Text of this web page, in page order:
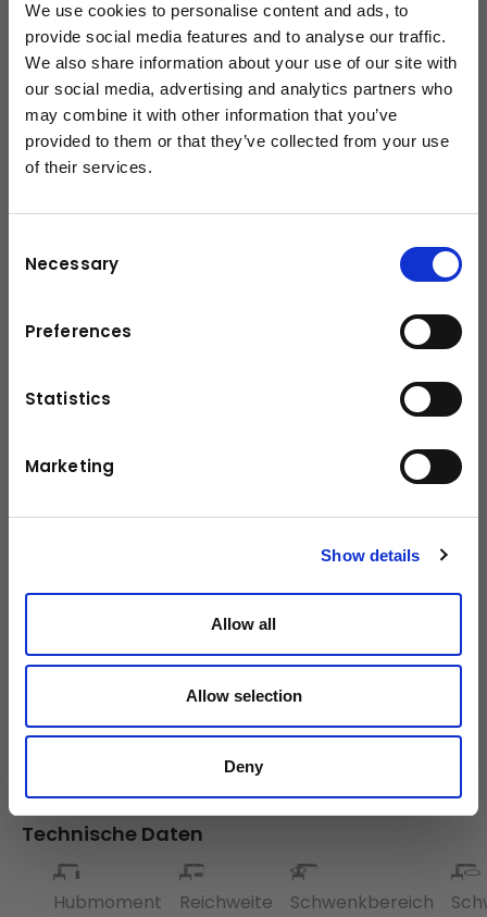
We use cookies to personalise content and ads, to
provide social media features and to analyse our traffic.
We also share information about your use of our site with
our social media, advertising and analytics partners who
may combine it with other information that you’ve
provided to them or that they’ve collected from your use
of their services.
Selection
Necessary
Preferences
Statistics
Marketing
Show details
Allow all
Allow selection
Deny
Power Link Plus
Erhöhte Einsatzzeiten durch
wartungsarmes Schubsystem
Technische Daten
Max. Hubkraft
10000 kg
Max. hydraulische Reichweite
21,3 m
Schwenkmoment mit 1
3,2 mt
Abstützbreite (std)
5.6 m
Fördermenge
55 - 80
Gewicht
2876 kg
Technische Daten
Hubmoment Reichweite Schwenkbereich
schließen